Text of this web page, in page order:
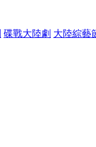
碟戰大陸劇 大陸綜藝